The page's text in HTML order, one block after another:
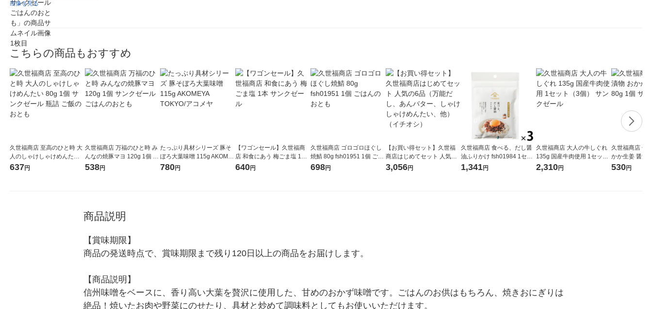
画像を見る
こちらの商品もおすすめ
久世福商店 至高のひと時 大
人のしゃけしゃけめんたい 8
0g 1個 サンクゼール 瓶詰 ご
637円
久世福商店 万福のひと時 み
んなの焼豚マヨ 120g 1個 サ
ンクゼール ごはんのおとも
538円
たっぷり具材シリーズ 豚そ
ぼろ大葉味噌 115g AKOMEY
A TOKYO/アコメヤ
780円
【ワゴンセール】久世福商
店 和食にあう 梅ごま塩 1本
サンクゼール
640円
久世福商店 ゴロゴロほぐし
焼鯖 80g fsh01951 1個 ごは
んのおとも
698円
【お買い得セット】久世福
商店はじめてセット 人気の6
品（万能だし、あんバタ
3,056円
久世福商店 食べる、だし醤
油ふりかけ fsh01984 1セッ
ト（3個）
1,341円
久世福商店 大人の牛しぐれ
135g 国産牛肉使用 1セット
（3個） サンクゼール
2,310円
久世福商店 信
かか生姜 醤油
ンクゼール
530円
商品説明
【賞味期限】
商品の発送時点で、賞味期限まで残り120日以上の商品をお届けします。
【商品説明】
信州味噌をベースに、香り高い大葉を贅沢に使用した、甘めのおかず味噌です。ごはんのお供はもちろん、焼きおにぎりは
絶品！焼いたお肉や野菜にのせたり、具材と炒めて調味料としてもお使いいただけます。